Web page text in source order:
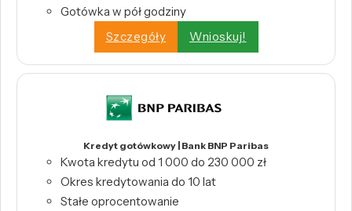
Gotówka w pół godziny
Szczegóły
Wnioskuj!
Kredyt gotówkowy | Bank BNP Paribas
Kwota kredytu od 1 000 do 230 000 zł
Okres kredytowania do 10 lat
Stałe oprocentowanie